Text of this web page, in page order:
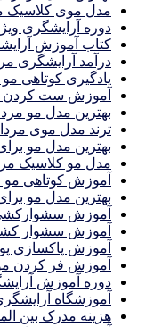
مدل موی کلاسیک
دوره آرایشگری
کتاب آموزش
درآمد آرایشگری
یادگیری كوتاهى
آموزش ست كردن
بهترین مدل مو
ترند مدل موی مردانه 2026-
بهترين مدل مو
مدل مو کلاسیک
آموزش کوتاهی مو
بهترین مدل مو
آموزش سشوارکشی
آموزش سشوار
آموزش پاکسازی
آموزش فر کردن
دوره آموزش
آموزشگاه
هزینه مدرک بین